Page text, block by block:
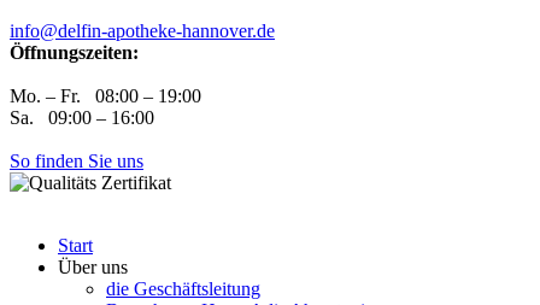
info@delfin-apotheke-hannover.de
Öffnungszeiten:
Mo. – Fr. 08:00 – 19:00
Sa. 09:00 – 16:00
So finden Sie uns
Start
Über uns
die Geschäftsleitung